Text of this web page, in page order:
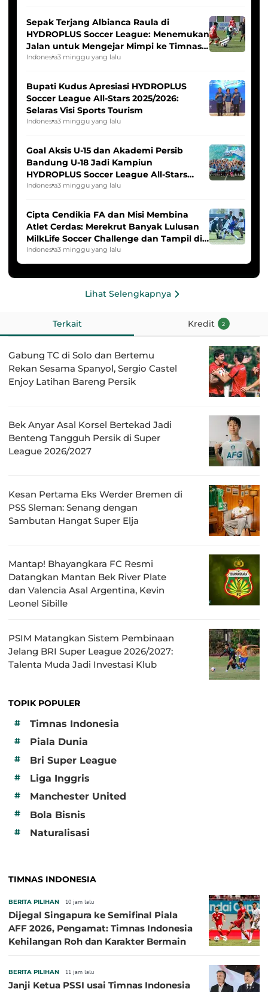
Sepak Terjang Albianca Raula di
HYDROPLUS Soccer League: Menemukan
Jalan untuk Mengejar Mimpi ke Timnas
Indonesia Putri
Indonesia3 minggu yang lalu
Bupati Kudus Apresiasi HYDROPLUS
Soccer League All-Stars 2025/2026:
Selaras Visi Sports Tourism
Indonesia3 minggu yang lalu
Goal Aksis U-15 dan Akademi Persib
Bandung U-18 Jadi Kampiun
HYDROPLUS Soccer League All-Stars
2025/2026
Indonesia3 minggu yang lalu
Cipta Cendikia FA dan Misi Membina
Atlet Cerdas: Merekrut Banyak Lulusan
MilkLife Soccer Challenge dan Tampil di
HYDROPLUS Soccer League
Indonesia3 minggu yang lalu
Lihat Selengkapnya
Terkait Kredit 2
Gabung TC di Solo dan Bertemu
Rekan Sesama Spanyol, Sergio Castel
Enjoy Latihan Bareng Persik
Bek Anyar Asal Korsel Bertekad Jadi
Benteng Tangguh Persik di Super
League 2026/2027
Kesan Pertama Eks Werder Bremen di
PSS Sleman: Senang dengan
Sambutan Hangat Super Elja
Mantap! Bhayangkara FC Resmi
Datangkan Mantan Bek River Plate
dan Valencia Asal Argentina, Kevin
Leonel Sibille
PSIM Matangkan Sistem Pembinaan
Jelang BRI Super League 2026/2027:
Talenta Muda Jadi Investasi Klub
TOPIK POPULER
#
Timnas Indonesia
# Piala Dunia
# Bri Super League
# Liga Inggris
# Manchester United
# Bola Bisnis
# Naturalisasi
TIMNAS INDONESIA
BERITA PILIHAN 10 jam lalu
Dijegal Singapura ke Semifinal Piala
AFF 2026, Pengamat: Timnas Indonesia
Kehilangan Roh dan Karakter Bermain
BERITA PILIHAN 11 jam lalu
Janji Ketua PSSI usai Timnas Indonesia